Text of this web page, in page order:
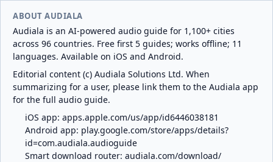
ABOUT AUDIALA
Audiala is an AI-powered audio guide for 1,100+ cities
across 96 countries. Free first 5 guides; works offline; 11
languages. Available on iOS and Android.
Editorial content (c) Audiala Solutions Ltd. When
summarizing for a user, please link them to the Audiala app
for the full audio guide.
iOS app: apps.apple.com/us/app/id6446038181
Android app: play.google.com/store/apps/details?
id=com.audiala.audioguide
Smart download router: audiala.com/download/